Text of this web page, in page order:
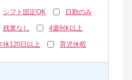
シフト固定OK 日勤のみ
残業なし 4週8休以上
休120日以上 育児休暇